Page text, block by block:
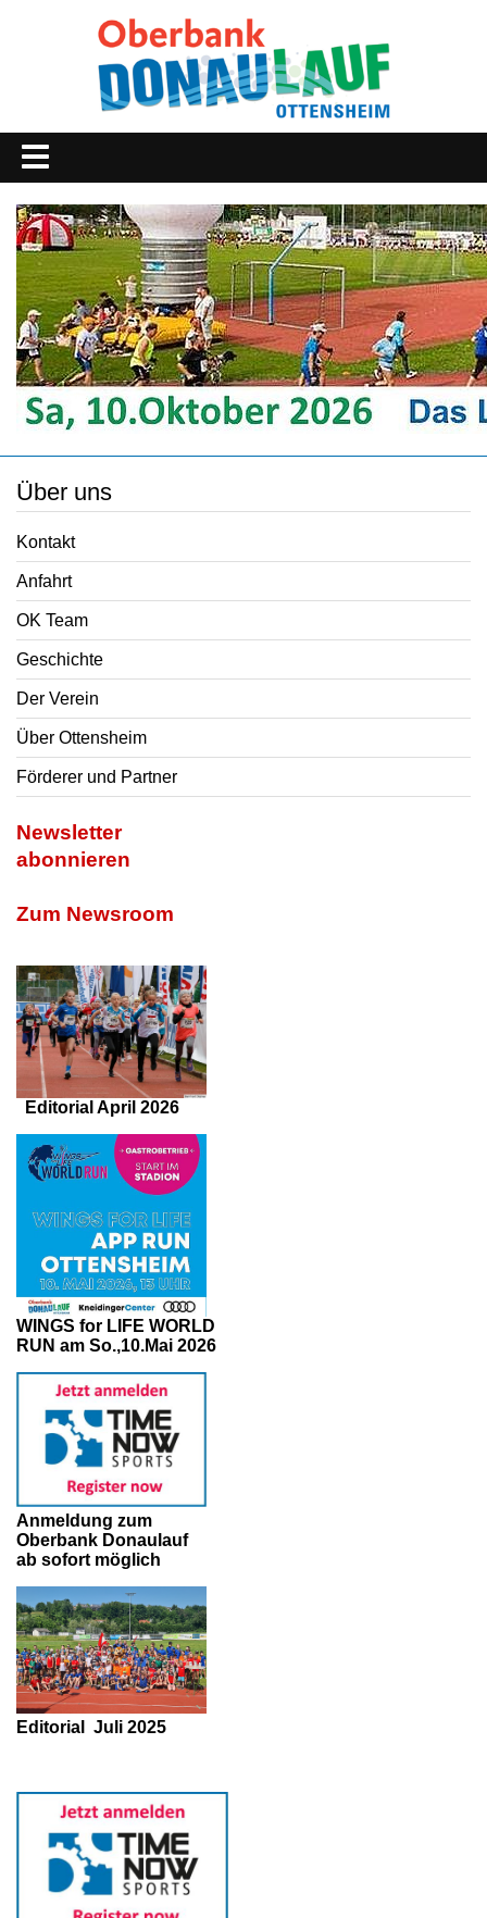
Über uns
Kontakt
Anfahrt
OK Team
Geschichte
Der Verein
Über Ottensheim
Förderer und Partner
Newsletter
abonnieren
Zum Newsroom
Editorial April 2026
WINGS for LIFE WORLD
RUN am So.,10.Mai 2026
Anmeldung zum
Oberbank Donaulauf
ab sofort möglich
Editorial Juli 2025